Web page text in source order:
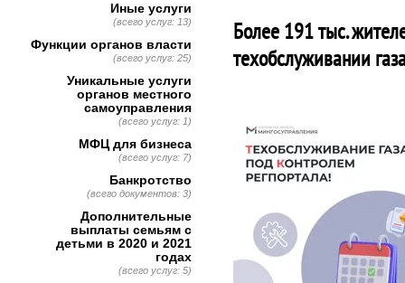
Более 191 тыс.
техобслуживании
Иные услуги
(всего услуг: 13)
Функции органов власти
(всего услуг: 25)
Уникальные услуги
органов местного
самоуправления
(всего услуг: 1)
МФЦ для бизнеса
(всего услуг: 7)
Банкротство
(всего документов: 3)
Дополнительные
выплаты семьям с
детьми в 2020 и 2021
годах
(всего услуг: 5)